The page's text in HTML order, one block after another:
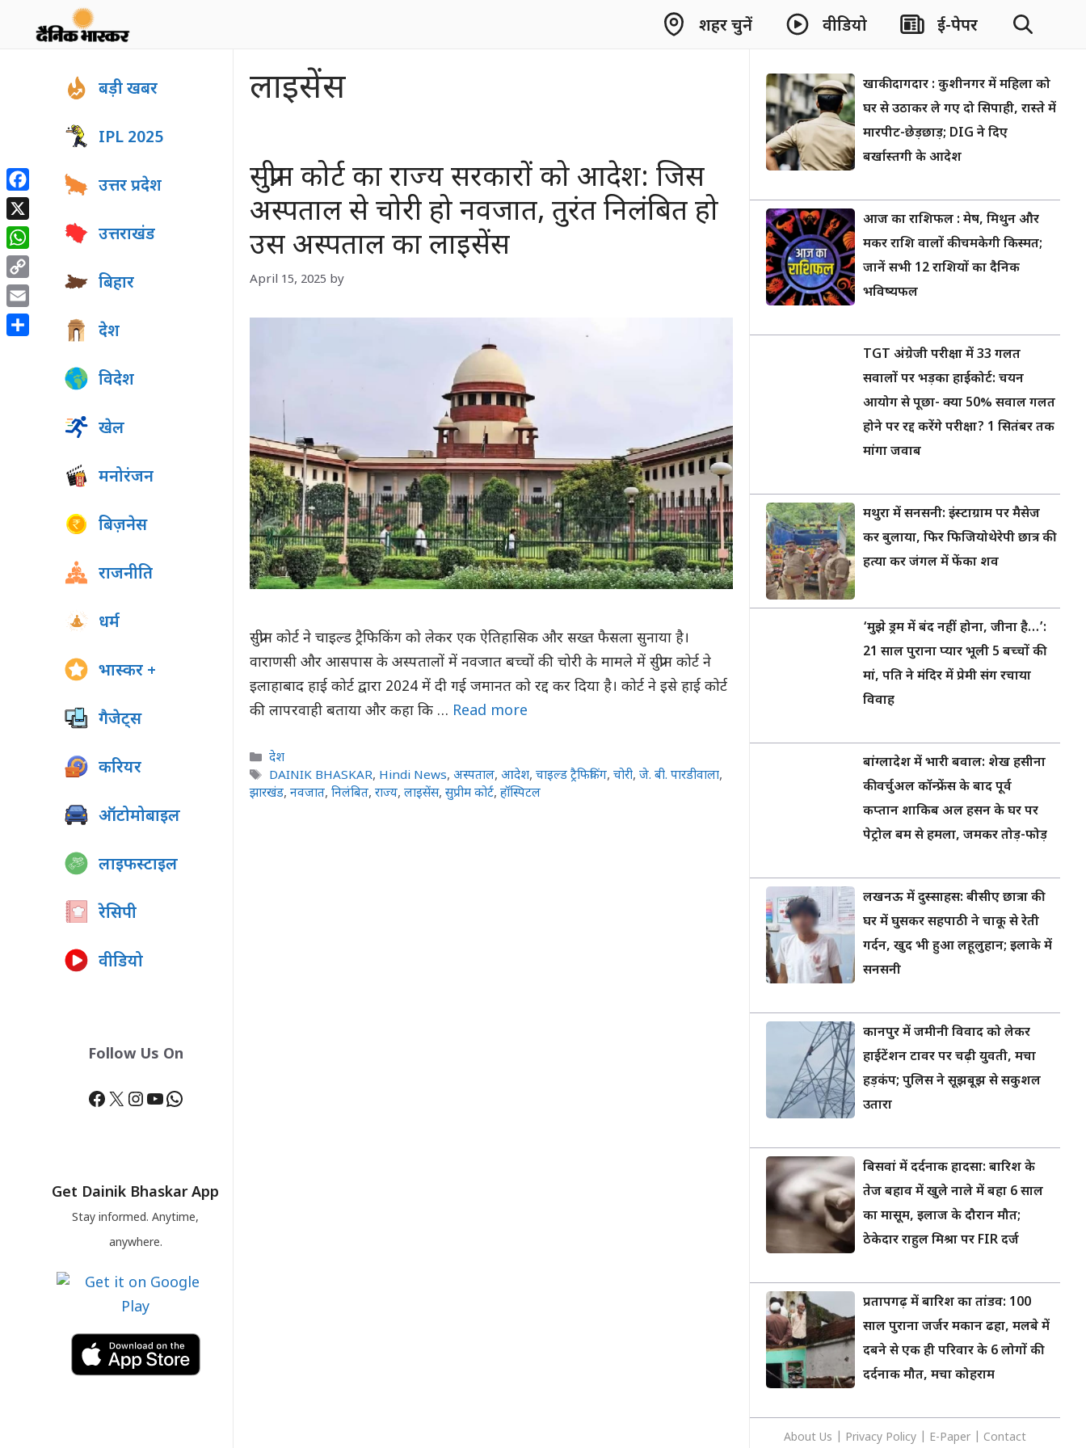
शहर चुनें वीडियो ई-पेपर
लाइसेंस
सुप्रीम कोर्ट का राज्य सरकारों को आदेश: जिस
अस्पताल से चोरी हो नवजात, तुरंत निलंबित हो
उस अस्पताल का लाइसेंस
April 15, 2025 by
सुप्रीम कोर्ट ने चाइल्ड ट्रैफिकिंग को लेकर एक ऐतिहासिक और सख्त फैसला सुनाया है।
वाराणसी और आसपास के अस्पतालों में नवजात बच्चों की चोरी के मामले में सुप्रीम कोर्ट ने
इलाहाबाद हाई कोर्ट द्वारा 2024 में दी गई जमानत को रद्द कर दिया है। कोर्ट ने इसे हाई कोर्ट
की लापरवाही बताया और कहा कि … Read more
Categories
देश
Tags
DAINIK BHASKAR, Hindi News,अस्पताल,आदेश,चाइल्ड ट्रैफिकिंग,चोरी,जे. बी. पारडीवाला,
झारखंड, नवजात, निलंबित, राज्य, लाइसेंस, सुप्रीम कोर्ट, हॉस्पिटल
बड़ी खबर
IPL 2025
उत्तर प्रदेश
उत्तराखंड
बिहार
देश
विदेश
खेल
मनोरंजन
बिज़नेस
राजनीति
धर्म
भास्कर +
गैजेट्स
करियर
ऑटोमोबाइल
लाइफस्टाइल
रेसिपी
वीडियो
Follow Us On
Facebook
X Instagram
YouTube
WhatsApp
Get Dainik Bhaskar App
Stay informed. Anytime,
anywhere.
खाकी दागदार : कुशीनगर में महिला को
घर से उठाकर ले गए दो सिपाही, रास्ते में
मारपीट-छेड़छाड़; DIG ने दिए
बर्खास्तगी के आदेश
आज का राशिफल : मेष, मिथुन और
मकर राशि वालों की चमकेगी किस्मत;
जानें सभी 12 राशियों का दैनिक
भविष्यफल
TGT अंग्रेजी परीक्षा में 33 गलत
सवालों पर भड़का हाईकोर्ट: चयन
आयोग से पूछा- क्या 50% सवाल गलत
होने पर रद्द करेंगे परीक्षा? 1 सितंबर तक
मांगा जवाब
मथुरा में सनसनी: इंस्टाग्राम पर मैसेज
कर बुलाया, फिर फिजियोथेरेपी छात्र की
हत्या कर जंगल में फेंका शव
‘मुझे ड्रम में बंद नहीं होना, जीना है…’:
21 साल पुराना प्यार भूली 5 बच्चों की
मां, पति ने मंदिर में प्रेमी संग रचाया
विवाह
बांग्लादेश में भारी बवाल: शेख हसीना
की वर्चुअल कॉन्फ्रेंस के बाद पूर्व
कप्तान शाकिब अल हसन के घर पर
पेट्रोल बम से हमला, जमकर तोड़-फोड़
लखनऊ में दुस्साहस: बीसीए छात्रा की
घर में घुसकर सहपाठी ने चाकू से रेती
गर्दन, खुद भी हुआ लहूलुहान; इलाके में
सनसनी
कानपुर में जमीनी विवाद को लेकर
हाईटेंशन टावर पर चढ़ी युवती, मचा
हड़कंप; पुलिस ने सूझबूझ से सकुशल
उतारा
बिसवां में दर्दनाक हादसा: बारिश के
तेज बहाव में खुले नाले में बहा 6 साल
का मासूम, इलाज के दौरान मौत;
ठेकेदार राहुल मिश्रा पर FIR दर्ज
प्रतापगढ़ में बारिश का तांडव: 100
साल पुराना जर्जर मकान ढहा, मलबे में
दबने से एक ही परिवार के 6 लोगों की
दर्दनाक मौत, मचा कोहराम
About Us Privacy Policy E-Paper Contact
Facebook
X
WhatsApp
Copy
Link
Email